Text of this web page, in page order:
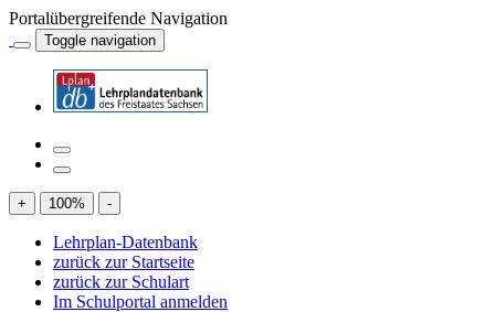
Portalübergreifende Navigation
Toggle navigation
+ 100% -
Lehrplan-Datenbank
zurück zur Startseite
zurück zur Schulart
Im Schulportal anmelden